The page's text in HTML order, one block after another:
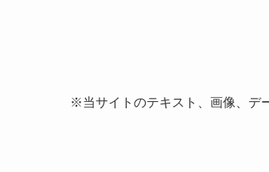
※当サイトのテキスト、画像、デ